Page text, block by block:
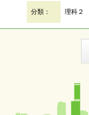
分類： 理科２